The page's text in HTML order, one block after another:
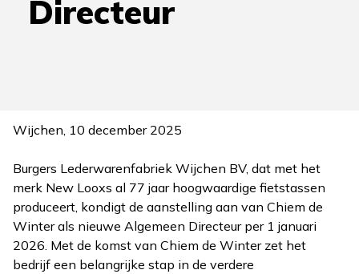
Directeur
Wijchen, 10 december 2025
Burgers Lederwarenfabriek Wijchen BV, dat met het
merk New Looxs al 77 jaar hoogwaardige fietstassen
produceert, kondigt de aanstelling aan van Chiem de
Winter als nieuwe Algemeen Directeur per 1 januari
2026. Met de komst van Chiem de Winter zet het
bedrijf een belangrijke stap in de verdere